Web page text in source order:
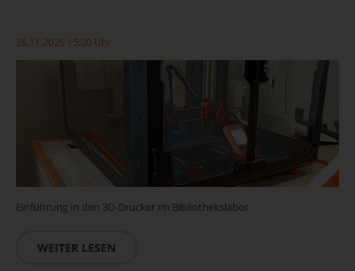
26.11.2026 15:00 Uhr
Einführung in den 3D-Drucker im Bibliothekslabor
WEITER LESEN